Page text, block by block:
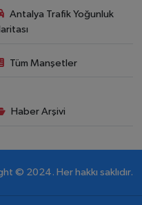
Antalya Trafik Yoğunluk
Tüm Manşetler
Haber Arşivi
© 2024. Her hakkı saklıdır.